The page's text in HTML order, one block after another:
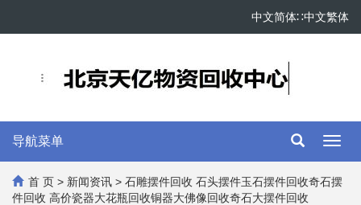
中文繁体
∷
中文简体
导航菜单
首 页 > 新闻资讯 > 石雕摆件回收 石头摆件玉石摆件回收奇石摆
件回收 高价瓷器大花瓶回收铜器大佛像回收奇石大摆件回收